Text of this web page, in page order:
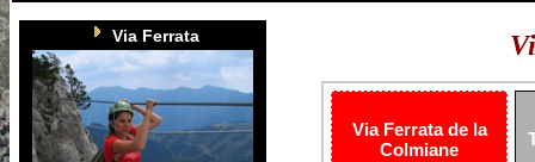
Via Ferrata
Via Ferrata de la
Colmiane